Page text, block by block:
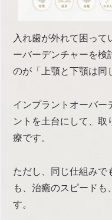
入れ歯が外れて困って
ーバーデンチャーを検
のが「上顎と下顎は同
インプラントオーバー
ントを土台にして、取
療です。
ただし、同じ仕組みで
も、治癒のスピードも
す。